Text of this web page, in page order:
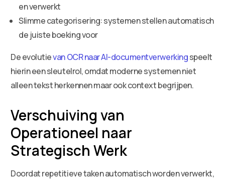
en verwerkt
Slimme categorisering: systemen stellen automatisch
de juiste boeking voor
De evolutievan OCR naar AI-documentverwerkingspeelt
hierin een sleutelrol, omdat moderne systemen niet
alleen tekst herkennen maar ook context begrijpen.
Verschuiving van
Operationeel naar
Strategisch Werk
Doordat repetitieve taken automatisch worden verwerkt,